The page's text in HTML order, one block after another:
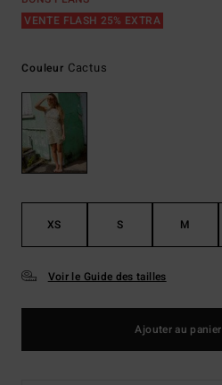
VENTE FLASH 25% EXTRA
Couleur Cactus
XS S M
Voir le Guide des tailles
Ajouter au panier